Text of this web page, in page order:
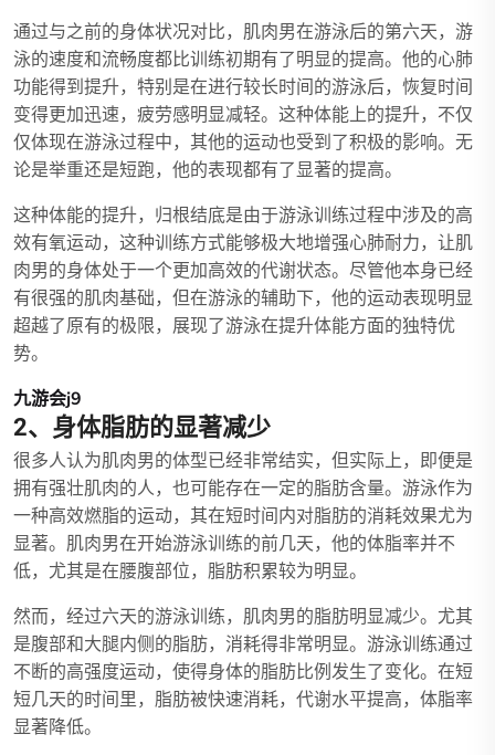
通过与之前的身体状况对比，肌肉男在游泳后的第六天，游
泳的速度和流畅度都比训练初期有了明显的提高。他的心肺
功能得到提升，特别是在进行较长时间的游泳后，恢复时间
变得更加迅速，疲劳感明显减轻。这种体能上的提升，不仅
仅体现在游泳过程中，其他的运动也受到了积极的影响。无
论是举重还是短跑，他的表现都有了显著的提高。
这种体能的提升，归根结底是由于游泳训练过程中涉及的高
效有氧运动，这种训练方式能够极大地增强心肺耐力，让肌
肉男的身体处于一个更加高效的代谢状态。尽管他本身已经
有很强的肌肉基础，但在游泳的辅助下，他的运动表现明显
超越了原有的极限，展现了游泳在提升体能方面的独特优
势。
九游会j9
2、身体脂肪的显著减少
很多人认为肌肉男的体型已经非常结实，但实际上，即便是
拥有强壮肌肉的人，也可能存在一定的脂肪含量。游泳作为
一种高效燃脂的运动，其在短时间内对脂肪的消耗效果尤为
显著。肌肉男在开始游泳训练的前几天，他的体脂率并不
低，尤其是在腰腹部位，脂肪积累较为明显。
然而，经过六天的游泳训练，肌肉男的脂肪明显减少。尤其
是腹部和大腿内侧的脂肪，消耗得非常明显。游泳训练通过
不断的高强度运动，使得身体的脂肪比例发生了变化。在短
短几天的时间里，脂肪被快速消耗，代谢水平提高，体脂率
显著降低。